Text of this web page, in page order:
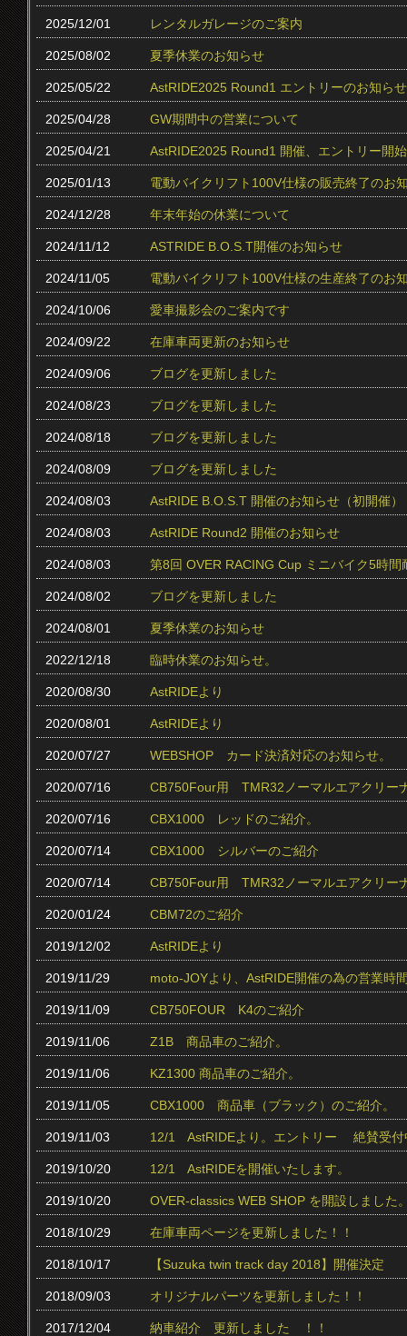
2025/12/01 レンタルガレージのご案内
2025/08/02 夏季休業のお知らせ
2025/05/22 AstRIDE2025 Round1 エントリーのお知らせ
2025/04/28 GW期間中の営業について
2025/04/21 AstRIDE2025 Round1 開催、エントリー開
2025/01/13 電動バイクリフト100V仕様の販売終了のお
2024/12/28 年末年始の休業について
2024/11/12 ASTRIDE B.O.S.T開催のお知らせ
2024/11/05 電動バイクリフト100V仕様の生産終了のお
2024/10/06 愛車撮影会のご案内です
2024/09/22 在庫車両更新のお知らせ
2024/09/06 ブログを更新しました
2024/08/23 ブログを更新しました
2024/08/18 ブログを更新しました
2024/08/09 ブログを更新しました
2024/08/03 AstRIDE B.O.S.T 開催のお知らせ（初開催）
2024/08/03 AstRIDE Round2 開催のお知らせ
2024/08/03 第8回 OVER RACING Cup ミニバイク5時
2024/08/02 ブログを更新しました
2024/08/01 夏季休業のお知らせ
2022/12/18 臨時休業のお知らせ。
2020/08/30 AstRIDEより
2020/08/01 AstRIDEより
2020/07/27 WEBSHOP カード決済対応のお知らせ。
2020/07/16 CB750Four用 TMR32ノーマルエアクリー
2020/07/16 CBX1000 レッドのご紹介。
2020/07/14 CBX1000 シルバーのご紹介
2020/07/14 CB750Four用 TMR32ノーマルエアクリー
2020/01/24 CBM72のご紹介
2019/12/02 AstRIDEより
2019/11/29 moto-JOYより、AstRIDE開催の為の営業時
2019/11/09 CB750FOUR K4のご紹介
2019/11/06 Z1B 商品車のご紹介。
2019/11/06 KZ1300 商品車のご紹介。
2019/11/05 CBX1000 商品車（ブラック）のご紹介。
2019/11/03 12/1 AstRIDEより。エントリー 絶賛受付
2019/10/20 12/1 AstRIDEを開催いたします。
2019/10/20 OVER-classics WEB SHOP を開設しました
2018/10/29 在庫車両ページを更新しました！！
2018/10/17 【Suzuka twin track day 2018】開催決定
2018/09/03 オリジナルパーツを更新しました！！
2017/12/04 納車紹介 更新しました ！！